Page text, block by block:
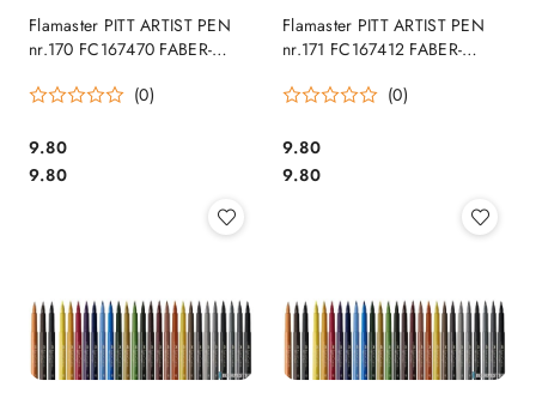
Flamaster PITT ARTIST PEN
nr.170 FC167470 FABER-
(0)
Cena:
9.80
Cena:
9.80
Flamaster PITT ARTIST PEN
nr.171 FC167412 FABER-
(0)
Cena:
9.80
Cena:
9.80